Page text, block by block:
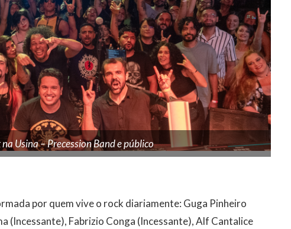
na Usina – Precession Band e público
por quem vive o rock diariamente: Guga Pinheiro
(Incessante), Fabrizio Conga (Incessante), Alf Cantalice